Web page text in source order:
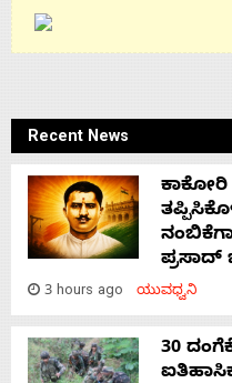
Recent News
ಕಾಕೋರಿ
ಪ್ರಸಾದ್
3 hours ago ಯುವಧ್ವನಿ
30